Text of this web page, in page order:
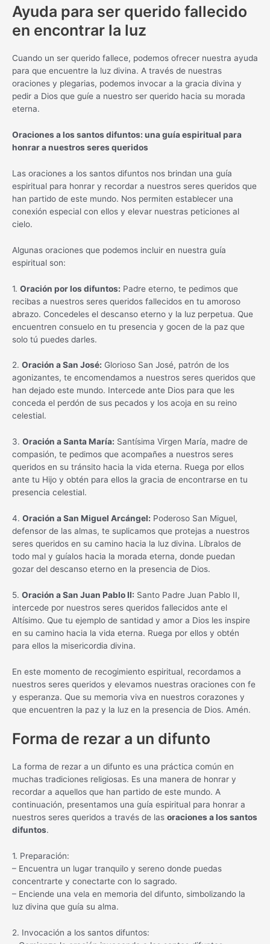
Ayuda para ser querido fallecido
en encontrar la luz
Cuando un ser querido fallece, podemos ofrecer nuestra ayuda
para que encuentre la luz divina. A través de nuestras
oraciones y plegarias, podemos invocar a la gracia divina y
pedir a Dios que guíe a nuestro ser querido hacia su morada
eterna.
Oraciones a los santos difuntos: una guía espiritual para
honrar a nuestros seres queridos
Las oraciones a los santos difuntos nos brindan una guía
espiritual para honrar y recordar a nuestros seres queridos que
han partido de este mundo. Nos permiten establecer una
conexión especial con ellos y elevar nuestras peticiones al
cielo.
Algunas oraciones que podemos incluir en nuestra guía
espiritual son:
1. Oración por los difuntos: Padre eterno, te pedimos que
recibas a nuestros seres queridos fallecidos en tu amoroso
abrazo. Concedeles el descanso eterno y la luz perpetua. Que
encuentren consuelo en tu presencia y gocen de la paz que
solo tú puedes darles.
2. Oración a San José: Glorioso San José, patrón de los
agonizantes, te encomendamos a nuestros seres queridos que
han dejado este mundo. Intercede ante Dios para que les
conceda el perdón de sus pecados y los acoja en su reino
celestial.
3. Oración a Santa María: Santísima Virgen María, madre de
compasión, te pedimos que acompañes a nuestros seres
queridos en su tránsito hacia la vida eterna. Ruega por ellos
ante tu Hijo y obtén para ellos la gracia de encontrarse en tu
presencia celestial.
4. Oración a San Miguel Arcángel: Poderoso San Miguel,
defensor de las almas, te suplicamos que protejas a nuestros
seres queridos en su camino hacia la luz divina. Líbralos de
todo mal y guíalos hacia la morada eterna, donde puedan
gozar del descanso eterno en la presencia de Dios.
5. Oración a San Juan Pablo II: Santo Padre Juan Pablo II,
intercede por nuestros seres queridos fallecidos ante el
Altísimo. Que tu ejemplo de santidad y amor a Dios les inspire
en su camino hacia la vida eterna. Ruega por ellos y obtén
para ellos la misericordia divina.
En este momento de recogimiento espiritual, recordamos a
nuestros seres queridos y elevamos nuestras oraciones con fe
y esperanza. Que su memoria viva en nuestros corazones y
que encuentren la paz y la luz en la presencia de Dios. Amén.
Forma de rezar a un difunto
La forma de rezar a un difunto es una práctica común en
muchas tradiciones religiosas. Es una manera de honrar y
recordar a aquellos que han partido de este mundo. A
continuación, presentamos una guía espiritual para honrar a
nuestros seres queridos a través de las oraciones a los santos
difuntos.
1. Preparación:
– Encuentra un lugar tranquilo y sereno donde puedas
concentrarte y conectarte con lo sagrado.
– Enciende una vela en memoria del difunto, simbolizando la
luz divina que guía su alma.
2. Invocación a los santos difuntos: